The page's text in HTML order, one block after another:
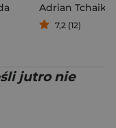
Adrian
7,2 (12)
jutro nie